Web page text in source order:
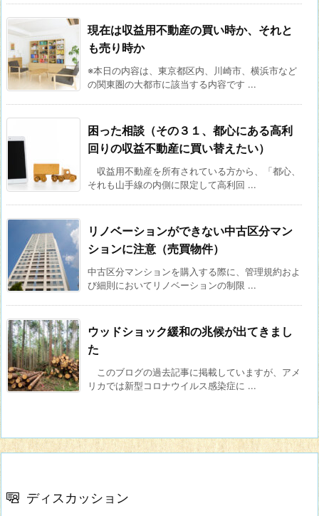
現在は収益用不動産の買い時か、それと
も売り時か
※本日の内容は、東京都区内、川崎市、横浜市など
の関東圏の大都市に該当する内容です ...
困った相談（その３１、都心にある高利
回りの収益不動産に買い替えたい）
収益用不動産を所有されている方から、「都心、
それも山手線の内側に限定して高利回 ...
リノベーションができない中古区分マン
ションに注意（売買物件）
中古区分マンションを購入する際に、管理規約およ
び細則においてリノベーションの制限 ...
ウッドショック緩和の兆候が出てきまし
た
このブログの過去記事に掲載していますが、アメ
リカでは新型コロナウイルス感染症に ...
ディスカッション